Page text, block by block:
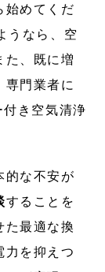
始めてくだ
うなら、空
た、既に増
専門業者に
き空気清浄
的な不安が
することを
た最適な換
力を抑えつ